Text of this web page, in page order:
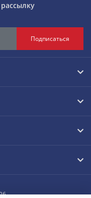
Подписаться